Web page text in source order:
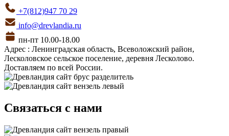
+7(812)947 70 29
info@drevlandia.ru
пн-пт 10.00-18.00
Адрес : Ленинградская область, Всеволожский район,
Лесколовское сельское поселение, деревня Лесколово.
Доставляем по всей России.
Связаться с нами